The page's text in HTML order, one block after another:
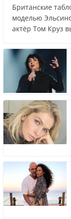
Что
Вера
Британские
моделью
актёр Том Круз